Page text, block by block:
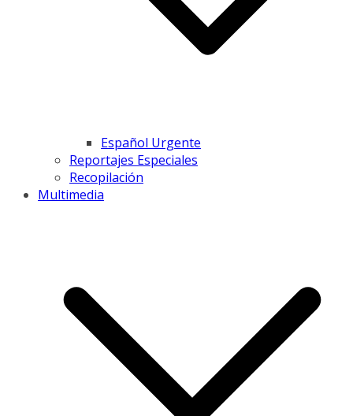
Español Urgente
Reportajes Especiales
Recopilación
Multimedia